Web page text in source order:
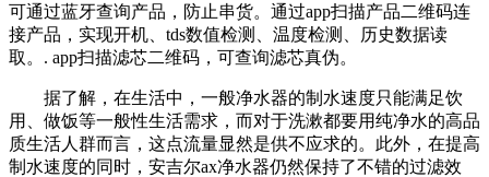
可通过蓝牙查询产品，防止串货。通过app扫描产品二维码连
接产品，实现开机、tds数值检测、温度检测、历史数据读
取。. app扫描滤芯二维码，可查询滤芯真伪。
据了解，在生活中，一般净水器的制水速度只能满足饮
用、做饭等一般性生活需求，而对于洗漱都要用纯净水的高品
质生活人群而言，这点流量显然是供不应求的。此外，在提高
制水速度的同时，安吉尔ax净水器仍然保持了不错的过滤效